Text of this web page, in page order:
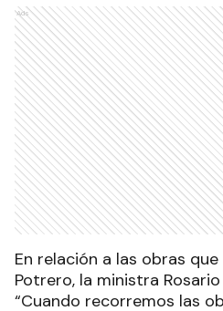
Ads
En relación a las obras que
Potrero, la ministra
“Cuando recorremos las